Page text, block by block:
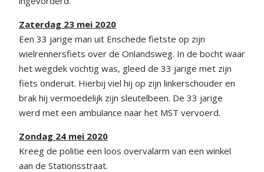
Zaterdag 23 mei 2020
Een 33 jarige man uit Enschede fietste op zijn
wielrennersfiets over de Onlandsweg. In de bocht waar
het wegdek vochtig was, gleed de 33 jarige met zijn
fiets onderuit. Hierbij viel hij op zijn linkerschouder en
brak hij vermoedelijk zijn sleutelbeen. De 33 jarige
werd met een ambulance naar het MST vervoerd.
Zondag 24 mei 2020
Kreeg de politie een loos overvalarm van een winkel
aan de Stationsstraat.